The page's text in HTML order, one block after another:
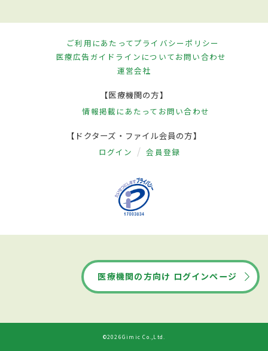
ご利用にあたってプライバシーポリシー
医療広告ガイドラインについてお問い合わせ
運営会社
【医療機関の方】
情報掲載にあたって お問い合わせ
【ドクターズ・ファイル会員の方】
ログイン 会員登録
医療機関の方向け ログインページ
©2026Gimic Co.,Ltd.